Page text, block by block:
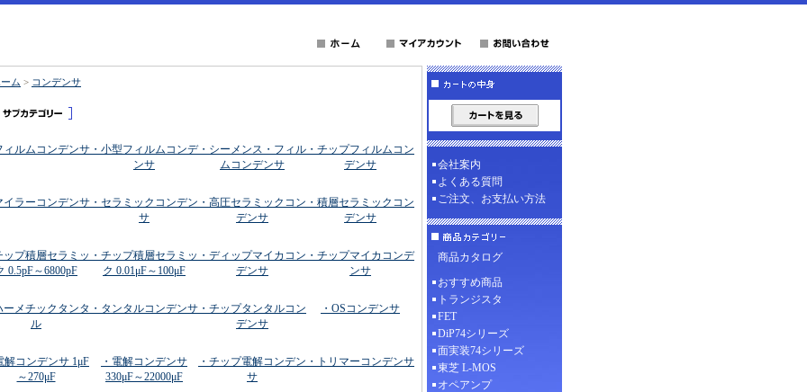
ム > コンデンサ
ィルムコンデンサ ・小型フィルムコンデ
ンサ
・シーメンス・フィル
ムコンデンサ
・チップフィルムコン
デンサ
イラーコンデンサ ・セラミックコンデン
サ
・高圧セラミックコン
デンサ
・積層セラミックコン
デンサ
ップ積層セラミッ
0.5pF～6800pF
・チップ積層セラミッ
ク 0.01μF～100μF
・ディップマイカコン
デンサ
・チップマイカコンデ
ンサ
ーメチックタンタ
ル
・タンタルコンデンサ ・チップタンタルコン
デンサ
・OSコンデンサ
解コンデンサ 1μF
～270μF
・電解コンデンサ
330μF～22000μF
・チップ電解コンデン
サ
・トリマーコンデンサ
会社案内
よくある質問
ご注文、お支払い方法
商品カタログ
おすすめ商品
トランジスタ
FET
DiP74シリーズ
面実装74シリーズ
東芝 L-MOS
オペアンプ